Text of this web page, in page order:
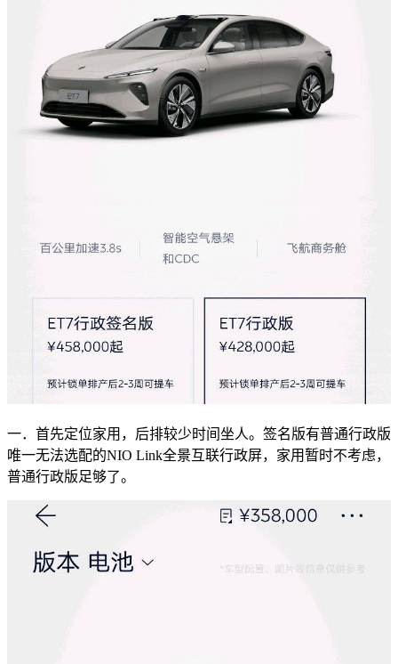
一．首先定位家用，后排较少时间坐人。签名版有普通行政版
唯一无法选配的NIO Link全景互联行政屏，家用暂时不考虑，
普通行政版足够了。